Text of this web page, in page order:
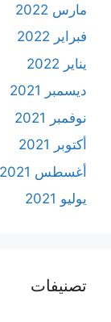
مارس 2022
فبراير 2022
يناير 2022
ديسمبر 2021
نوفمبر 2021
أكتوبر 2021
أغسطس 2021
يوليو 2021
تصنيفات